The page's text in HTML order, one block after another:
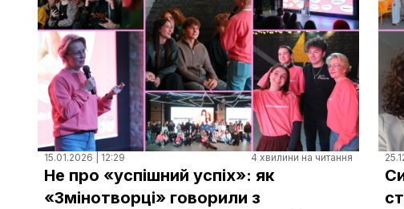
15.01.2026 | 12:29 4 хвилини на читання
Не про «успішний успіх»: як
«Змінотворці» говорили з